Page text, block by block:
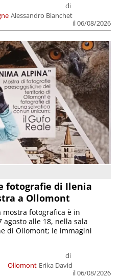
di
Alessandro Bianchet
il 06/08/2026
fotografie di Ilenia
a Ollomont
Ollomont
di
Erika David
il 06/08/2026
fotografica è in
alle 18, nella sala
di Ollomont; le immagini